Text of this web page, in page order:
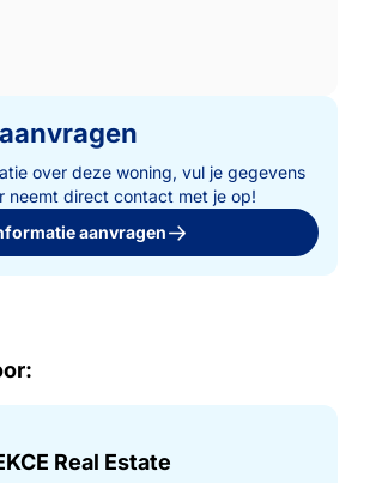
over deze woning, vul je gegevens
neemt direct contact met je op!
aanvragen
Real Estate